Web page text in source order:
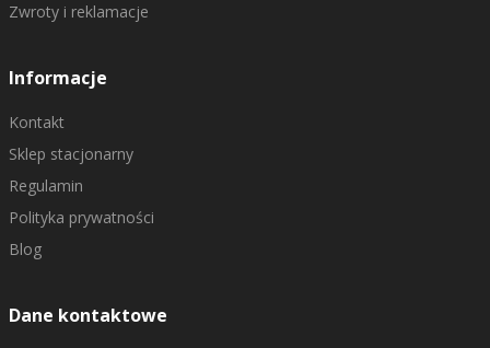
Zwroty i reklamacje
Informacje
Kontakt
Sklep stacjonarny
Regulamin
Polityka prywatności
Blog
Dane kontaktowe